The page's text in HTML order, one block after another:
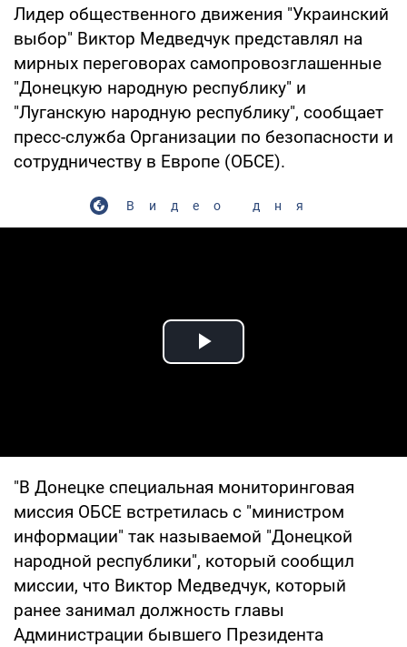
Лидер общественного движения "Украинский
выбор" Виктор Медведчук представлял на
мирных переговорах самопровозглашенные
"Донецкую народную республику" и
"Луганскую народную республику", сообщает
пресс-служба Организации по безопасности и
сотрудничеству в Европе (ОБСЕ).
Видео дня
Play Video
"В Донецке специальная мониторинговая
миссия ОБСЕ встретилась с "министром
информации" так называемой "Донецкой
народной республики", который сообщил
миссии, что Виктор Медведчук, который
ранее занимал должность главы
Администрации бывшего Президента